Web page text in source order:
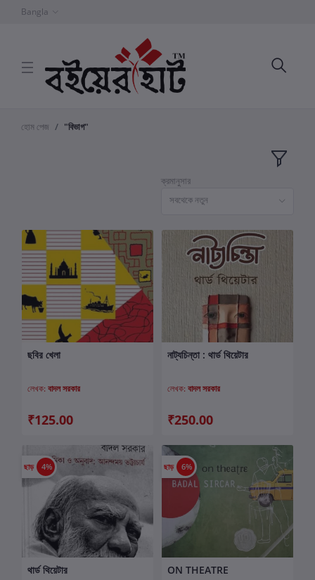
Bangla
হোম পেজ "বিভাগ"
ক্রমানুসার
সবথেকে নতুন
ছবির খেলা
লেখক: বাদল সরকার
₹125.00
কার্টে যোগ করুন
নাট্যচিন্তা : থার্ড থিয়েটার
লেখক: বাদল সরকার
₹250.00
ছাড় 4%
কার্টে যোগ করুন
থার্ড থিয়েটার
ছাড় 6%
কার্টে যোগ করুন
ON THEATRE